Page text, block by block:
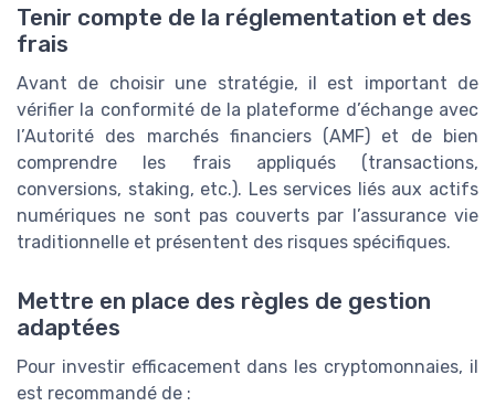
Tenir compte de la réglementation et des
frais
Avant de choisir une stratégie, il est important de
vérifier la conformité de la plateforme d’échange avec
l’Autorité des marchés financiers (AMF) et de bien
comprendre les frais appliqués (transactions,
conversions, staking, etc.). Les services liés aux actifs
numériques ne sont pas couverts par l’assurance vie
traditionnelle et présentent des risques spécifiques.
Mettre en place des règles de gestion
adaptées
Pour investir efficacement dans les cryptomonnaies, il
est recommandé de :